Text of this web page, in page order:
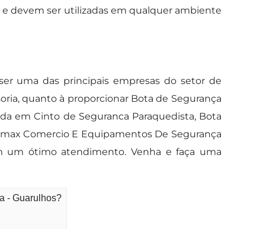
devem ser utilizadas em qualquer ambiente
uma das principais empresas do setor de
quanto à proporcionar Bota de Segurança
em Cinto de Seguranca Paraquedista, Bota
Comercio E Equipamentos De Segurança
um ótimo atendimento. Venha e faça uma
- Guarulhos?